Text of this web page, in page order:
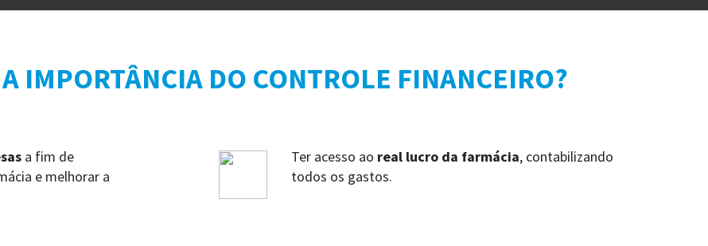
IMPORTÂNCIA DO CONTROLE FINANCEIRO?
a fim de
e melhorar a
Ter acesso ao real lucro da farmácia, contabilizando
todos os gastos.